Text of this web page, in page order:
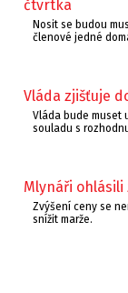
čtvrtka
Nosit se budou
členové jedné
Vláda zjišťuje
Vláda bude muset
souladu s
Mlynáři
Zvýšení ceny se
snížit marže.